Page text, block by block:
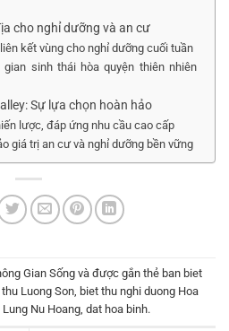
cho nghỉ dưỡng và an cư
kết vùng cho nghỉ dưỡng cuối tuần
gian sinh thái hòa quyện thiên nhiên
Sự lựa chọn hoàn hảo
lược, đáp ứng nhu cầu cao cấp
giá trị an cư và nghỉ dưỡng bền vững
Gian Sống và được gắn thẻ ban biet
thu Luong Son biet thu nghi duong Hoa
Nu Hoang dat hoa binh.